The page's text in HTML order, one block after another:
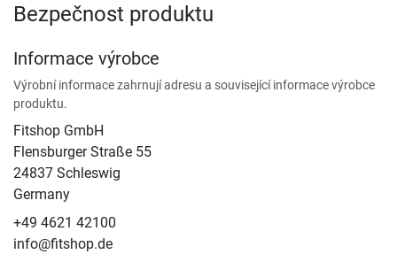
Bezpečnost produktu
Informace výrobce
Výrobní informace zahrnují adresu a související informace výrobce
produktu.
Fitshop GmbH
Flensburger Straße 55
24837 Schleswig
Germany
+49 4621 42100
info@fitshop.de